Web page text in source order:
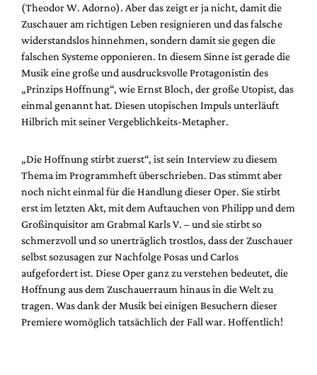
(Theodor W. Adorno). Aber das zeigt er ja nicht, damit die
Zuschauer am richtigen Leben resignieren und das falsche
widerstandslos hinnehmen, sondern damit sie gegen die
falschen Systeme opponieren. In diesem Sinne ist gerade die
Musik eine große und ausdrucksvolle Protagonistin des
„Prinzips Hoffnung“, wie Ernst Bloch, der große Utopist, das
einmal genannt hat. Diesen utopischen Impuls unterläuft
Hilbrich mit seiner Vergeblichkeits-Metapher.
„Die Hoffnung stirbt zuerst“, ist sein Interview zu diesem
Thema im Programmheft überschrieben. Das stimmt aber
noch nicht einmal für die Handlung dieser Oper. Sie stirbt
erst im letzten Akt, mit dem Auftauchen von Philipp und dem
Großinquisitor am Grabmal Karls V. – und sie stirbt so
schmerzvoll und so unerträglich trostlos, dass der Zuschauer
selbst sozusagen zur Nachfolge Posas und Carlos
aufgefordert ist. Diese Oper ganz zu verstehen bedeutet, die
Hoffnung aus dem Zuschauerraum hinaus in die Welt zu
tragen. Was dank der Musik bei einigen Besuchern dieser
Premiere womöglich tatsächlich der Fall war. Hoffentlich!